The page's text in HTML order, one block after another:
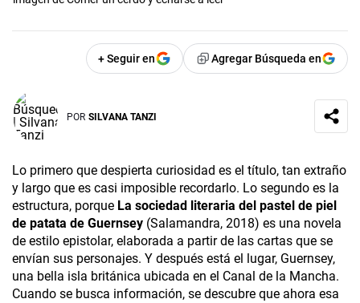
+ Seguir en Agregar Búsqueda en
POR SILVANA TANZI
Lo primero que despierta curiosidad es el título, tan extraño
y largo que es casi imposible recordarlo. Lo segundo es la
estructura, porque La sociedad literaria del pastel de piel
de patata de Guernsey (Salamandra, 2018) es una novela
de estilo epistolar, elaborada a partir de las cartas que se
envían sus personajes. Y después está el lugar, Guernsey,
una bella isla británica ubicada en el Canal de la Mancha.
Cuando se busca información, se descubre que ahora esa